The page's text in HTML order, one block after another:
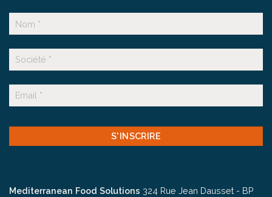
Prénom
Nom
Suffixe
E-
mail
CAPTCHA
Mediterranean Food Solutions 324 Rue Jean Dausset - BP